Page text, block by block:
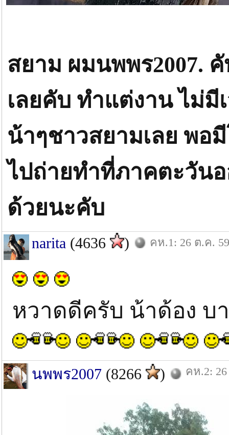
สยาม ผมนพพร2007.
เลยคับ ทำแต่งาน ไม่มี
น้าๆชาวสยามเลย พอ
ไปถ่ายทำที่ภาคตะวัน
ด้วยนะคับ
narita (4636 ) คห.1: 26 ต.ค. 59
หวาดดีครับ น้าด้อง บ
นพพร2007 (8266 ) คห.2: